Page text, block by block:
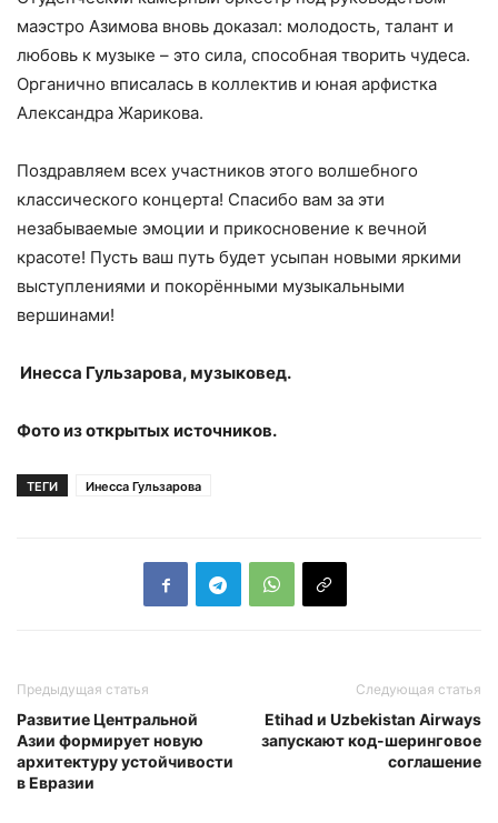
маэстро Азимова вновь доказал: молодость, талант и
любовь к музыке – это сила, способная творить чудеса.
Органично вписалась в коллектив и юная арфистка
Александра Жарикова.
Поздравляем всех участников этого волшебного
классического концерта! Спасибо вам за эти
незабываемые эмоции и прикосновение к вечной
красоте! Пусть ваш путь будет усыпан новыми яркими
выступлениями и покорёнными музыкальными
вершинами!
Инесса Гульзарова, музыковед.
Фото из открытых источников.
ТЕГИ Инесса Гульзарова
Предыдущая статья
Развитие Центральной
Азии формирует новую
архитектуру устойчивости
в Евразии
Следующая статья
Etihad и Uzbekistan Airways
запускают код-шеринговое
соглашение